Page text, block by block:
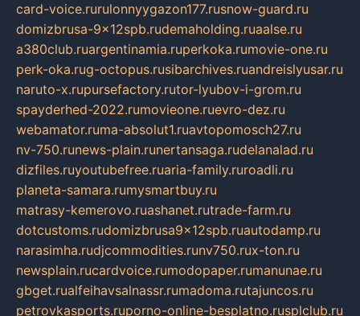
card-voice.rurulonnyygazon177.rusnow-guard.ru
domizbrusa-9x12spb.rudemaholding.ruaalse.ru
a380club.ruargentinamia.ruperkoka.rumovie-one.ru
perk-oka.rug-octopus.rusibarchives.ruandreislyusar.ru
naruto-x.rupursefactory.rutor-lyubov-i-grom.ru
spayderhed-2022.rumovieone.ruevro-dez.ru
webamator.ruma-absolut1.ruavtopomosch27.ru
nv-750.runews-plain.runertansaga.rudelanalad.ru
dizfiles.ruyoutubefree.ruaria-family.ruroadli.ru
planeta-samara.rumysmartbuy.ru
matrasy-kemerovo.ruashanet.rutrade-farm.ru
dotcustoms.rudomizbrusa9x12spb.ruautodamp.ru
narasimha.rudjcommodities.runv750.rux-ton.ru
newsplain.rucardvoice.rumodopaper.rumanunae.ru
gbget.rualfeihavsalnassr.rumadoma.rutajuncos.ru
petrovkasports.ruporno-online-besplatno.rusplclub.ru